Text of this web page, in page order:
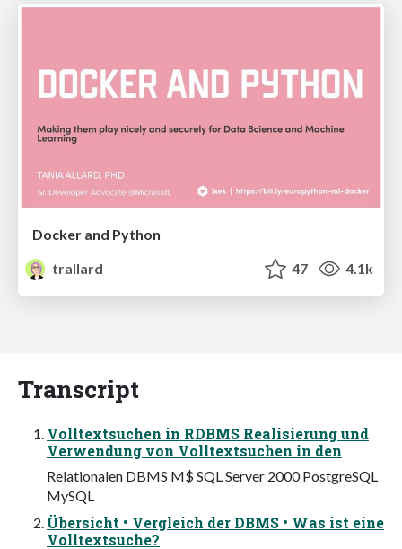
Docker and Python
trallard
47 4.1k
Transcript
Volltextsuchen in RDBMS Realisierung und
Verwendung von Volltextsuchen in den
Relationalen DBMS M$ SQL Server 2000 PostgreSQL
MySQL
Übersicht • Vergleich der DBMS • Was ist eine
Volltextsuche?